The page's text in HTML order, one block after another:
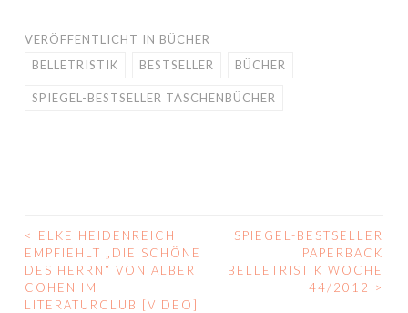
VERÖFFENTLICHT IN BÜCHER
BELLETRISTIK
BESTSELLER BÜCHER
SPIEGEL-BESTSELLER TASCHENBÜCHER
BEITRAGS-
NAVIGATION
<
ELKE HEIDENREICH
EMPFIEHLT „DIE SCHÖNE
DES HERRN“ VON ALBERT
COHEN IM
LITERATURCLUB [VIDEO]
SPIEGEL-BESTSELLER
PAPERBACK
BELLETRISTIK WOCHE
44/2012
>